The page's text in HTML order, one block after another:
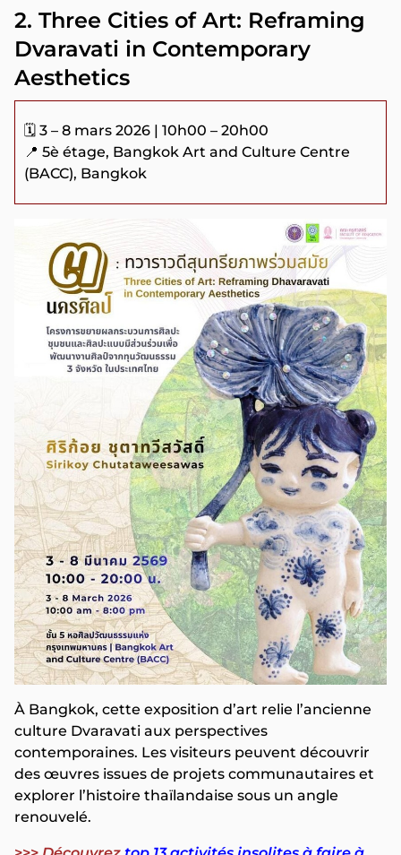
2. Three Cities of Art: Reframing
Dvaravati in Contemporary
Aesthetics
🗓️ 3 – 8 mars 2026 | 10h00 – 20h00
📍 5è étage, Bangkok Art and Culture Centre
(BACC), Bangkok
À Bangkok, cette exposition d’art relie l’ancienne
culture Dvaravati aux perspectives
contemporaines. Les visiteurs peuvent découvrir
des œuvres issues de projets communautaires et
explorer l’histoire thaïlandaise sous un angle
renouvelé.